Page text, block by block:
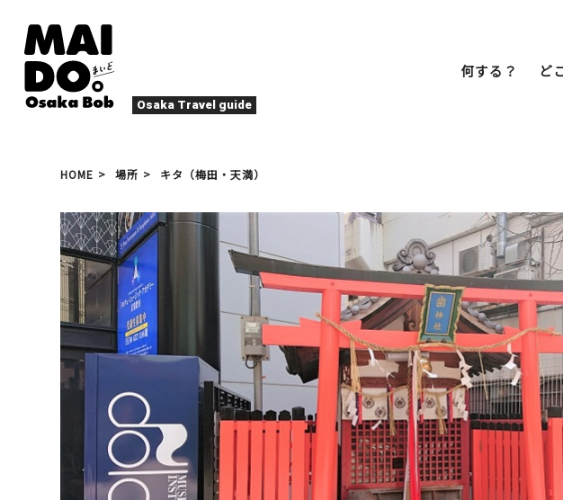
Osaka Travel guide
何する？
ナイトライフ
エンターテイメント
アクティビティ
文化・歴史
癒やし
アート
スポーツ
四季・自然
宿泊
大阪人
その他
夏 秋 冬
ど
キタ（梅田・北新地）
ミナミ
（道頓堀・難波・
心斎橋・日本橋）
大阪城周辺
ベイエリア
（USJ・海遊館）
ローカルフード たこ焼き 居
焼肉 スイーツ カ
HOME 場所 キタ（梅田・天満）